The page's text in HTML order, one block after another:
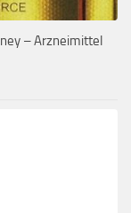
– Arzneimittel